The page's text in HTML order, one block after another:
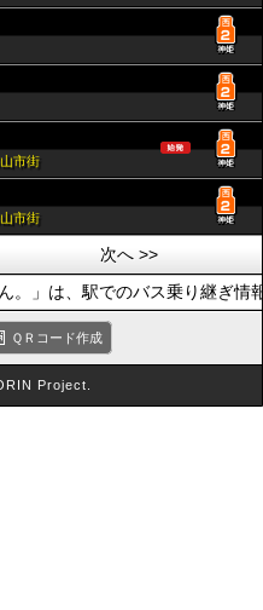
市街
市街
次へ >>
。」は、駅でのバス乗り継ぎ
ＱＲコード作成
Project.